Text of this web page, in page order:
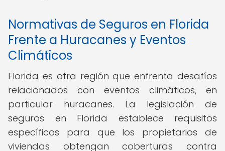
Normativas de Seguros en Florida
Frente a Huracanes y Eventos
Climáticos
Florida es otra región que enfrenta desafíos
relacionados con eventos climáticos, en
particular huracanes. La legislación de
seguros en Florida establece requisitos
específicos para que los propietarios de
viviendas obtengan coberturas contra